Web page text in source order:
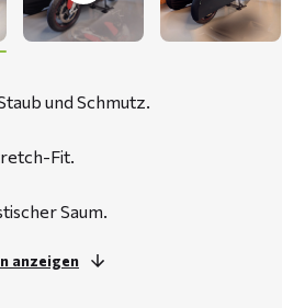
und Schmutz.
Fit.
Saum.
anzeigen